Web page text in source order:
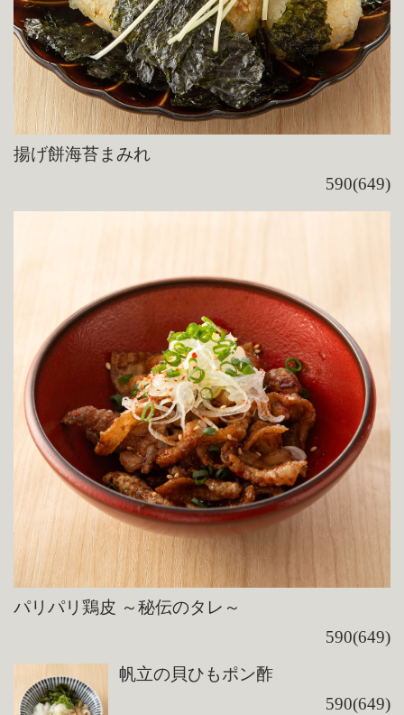
揚げ餅海苔まみれ
590(649)
パリパリ鶏皮 ～秘伝のタレ～
590(649)
帆立の貝ひもポン酢
590(649)